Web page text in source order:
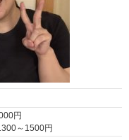
円
～ 1500円